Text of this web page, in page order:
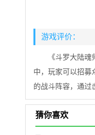
游戏评价：
《斗罗大陆
中，玩家可以招募
的战斗阵容，通过
猜你喜欢